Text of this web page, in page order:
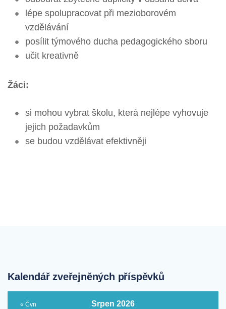
lépe spolupracovat při mezioborovém
vzdělávání
posílit týmového ducha pedagogického sboru
učit kreativně
Žáci:
si mohou vybrat školu, která nejlépe vyhovuje
jejich požadavkům
se budou vzdělávat efektivněji
Kalendář zveřejněných příspěvků
Srpen 2026
« Čvn